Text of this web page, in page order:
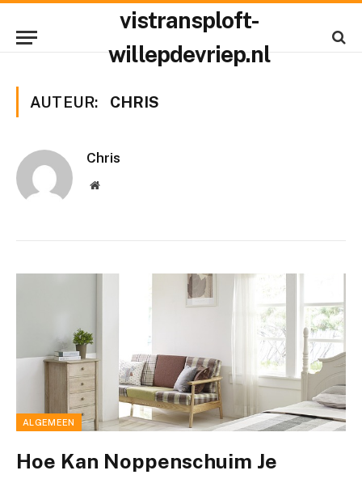
vistransploft-
willepdevriep.nl
AUTEUR: CHRIS
Chris
Website
ALGEMEEN
Hoe Kan Noppenschuim Je